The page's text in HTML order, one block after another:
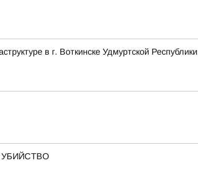
в г. Воткинске Удмуртской Республики